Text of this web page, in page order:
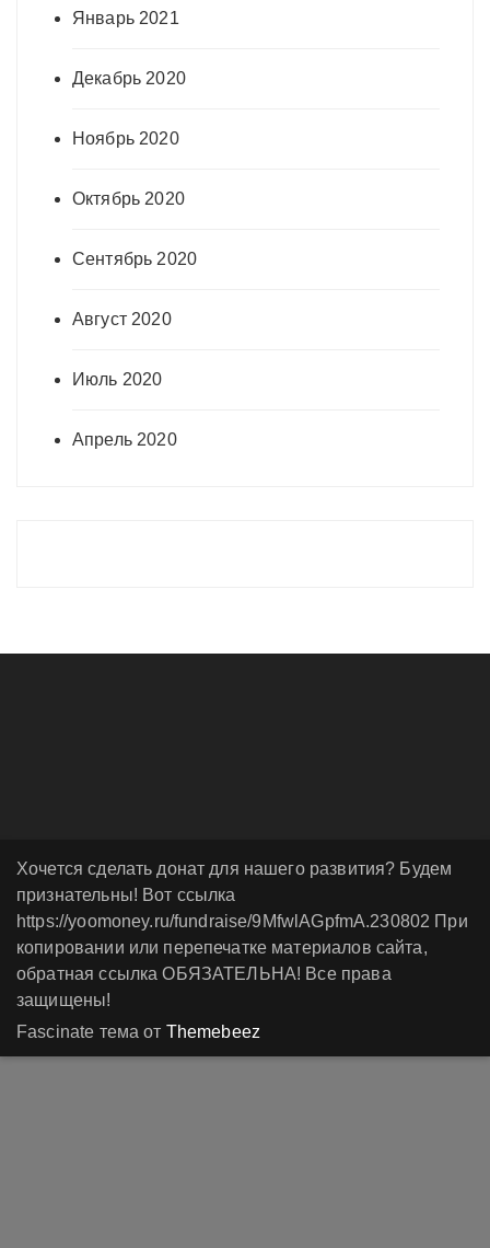
Январь 2021
Декабрь 2020
Ноябрь 2020
Октябрь 2020
Сентябрь 2020
Август 2020
Июль 2020
Апрель 2020
Хочется сделать донат для нашего развития? Будем
признательны! Вот ссылка
https://yoomoney.ru/fundraise/9MfwlAGpfmA.230802 При
копировании или перепечатке материалов сайта,
обратная ссылка ОБЯЗАТЕЛЬНА! Все права
защищены!
Fascinate тема от Themebeez